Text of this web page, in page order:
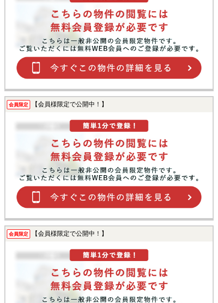
会員限定 【会員様限定で公開中！】
会員限定 【会員様限定で公開中！】